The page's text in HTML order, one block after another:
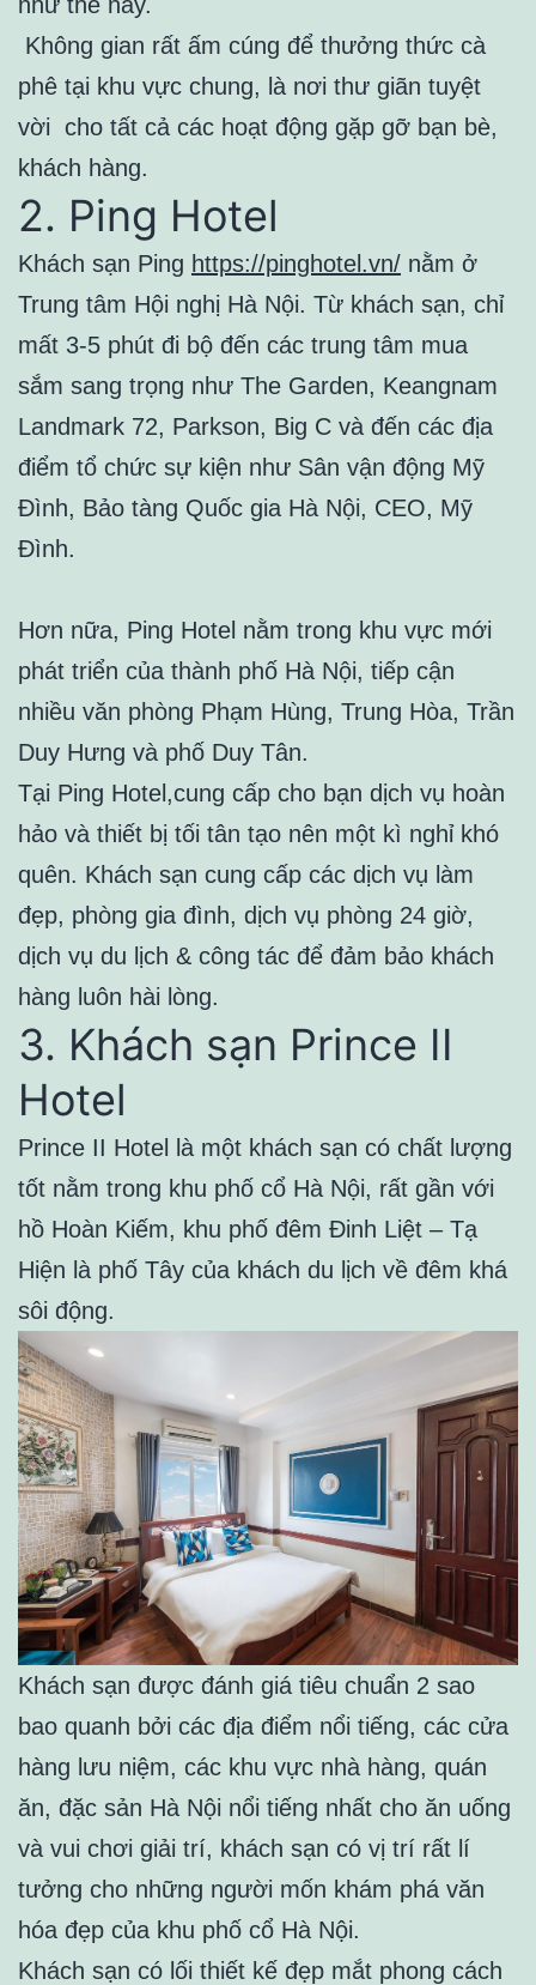
Không gian rất ấm cúng để thưởng thức cà
phê tại khu vực chung, là nơi thư giãn tuyệt
vời cho tất cả các hoạt động gặp gỡ bạn bè,
khách hàng.
2. Ping Hotel
Khách sạn Ping https://pinghotel.vn/ nằm ở
Trung tâm Hội nghị Hà Nội. Từ khách sạn, chỉ
mất 3-5 phút đi bộ đến các trung tâm mua
sắm sang trọng như The Garden, Keangnam
Landmark 72, Parkson, Big C và đến các địa
điểm tổ chức sự kiện như Sân vận động Mỹ
Đình, Bảo tàng Quốc gia Hà Nội, CEO, Mỹ
Đình.
Hơn nữa, Ping Hotel nằm trong khu vực mới
phát triển của thành phố Hà Nội, tiếp cận
nhiều văn phòng Phạm Hùng, Trung Hòa, Trần
Duy Hưng và phố Duy Tân.
Tại Ping Hotel,cung cấp cho bạn dịch vụ hoàn
hảo và thiết bị tối tân tạo nên một kì nghỉ khó
quên. Khách sạn cung cấp các dịch vụ làm
đẹp, phòng gia đình, dịch vụ phòng 24 giờ,
dịch vụ du lịch & công tác để đảm bảo khách
hàng luôn hài lòng.
3. Khách sạn Prince II
Hotel
Prince II Hotel là một khách sạn có chất lượng
tốt nằm trong khu phố cổ Hà Nội, rất gần với
hồ Hoàn Kiếm, khu phố đêm Đinh Liệt – Tạ
Hiện là phố Tây của khách du lịch về đêm khá
sôi động.
Khách sạn được đánh giá tiêu chuẩn 2 sao
bao quanh bởi các địa điểm nổi tiếng, các cửa
hàng lưu niệm, các khu vực nhà hàng, quán
ăn, đặc sản Hà Nội nổi tiếng nhất cho ăn uống
và vui chơi giải trí, khách sạn có vị trí rất lí
tưởng cho những người mốn khám phá văn
hóa đẹp của khu phố cổ Hà Nội.
Khách sạn có lối thiết kế đẹp mắt phong cách